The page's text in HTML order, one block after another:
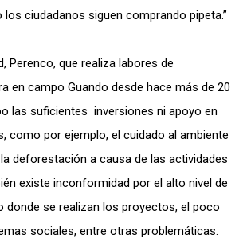
ciudadanos siguen comprando pipeta.”
Perenco, que realiza labores de
en campo Guando desde hace más de 20
las suficientes inversiones ni apoyo en
como por ejemplo, el cuidado al ambiente
deforestación a causa de las actividades
existe inconformidad por el alto nivel de
donde se realizan los proyectos, el poco
sociales, entre otras problemáticas.